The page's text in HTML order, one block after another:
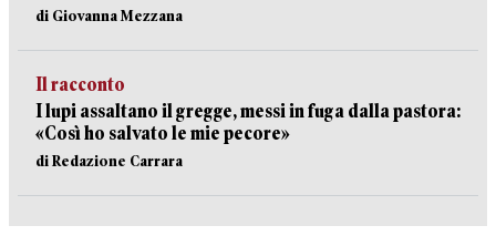
di Giovanna Mezzana
Il racconto
I lupi assaltano il gregge, messi in fuga dalla pastora:
«Così ho salvato le mie pecore»
di Redazione Carrara